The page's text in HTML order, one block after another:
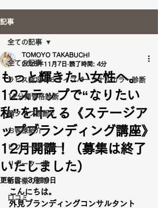
記事
全ての記事
ラピス認定１６タイプパーソナルカラー診断
12分類骨格診断
顔タイプ診断®️
お客様紹介
ビフォーアフター
リピーター様
お客様の感想
口コミ
全ての記事
もっと輝きたい女性へ。
12ステップで“なりたい
私”を叶える《ステージア
ップブランディング講座》
12月開講！（募集は終了
いたしました）
TOMOYO TAKABUCHI
2025年11月7日 読了時間: 4分
更新日：3月10日
こんにちは。
外見ブランディングコンサルタント